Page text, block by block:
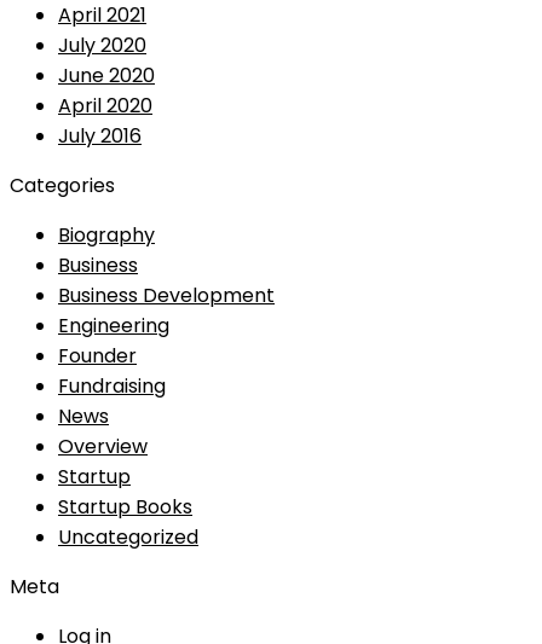
April 2021
July 2020
June 2020
April 2020
July 2016
Categories
Biography
Business
Business Development
Engineering
Founder
Fundraising
News
Overview
Startup
Startup Books
Uncategorized
Meta
Log in